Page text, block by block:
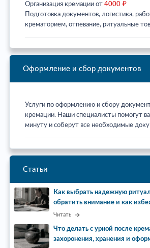
Организация кремации от 4000 ₽
Подготовка документов, логистика,
крематорием, отпевание, ритуальные
Оформление и сбор документов
Услуги по оформлению и сбору
кремации. Наши специалисты помогут
минуту и соберут все необходимые
Статьи
Как выбрать надежную
обратить внимание и как
Читать
Что делать с урной после
захоронения, хранения и